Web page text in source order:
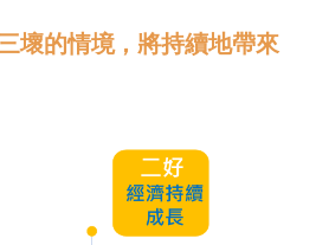
壞的情境，將持續地帶來